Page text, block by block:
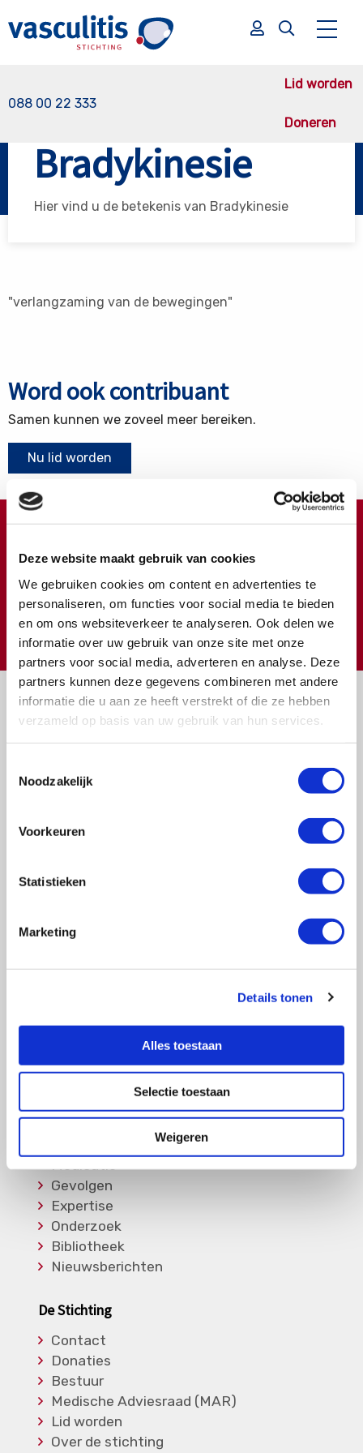
Deze website maakt gebruik van cookies
We gebruiken cookies om content en advertenties te
personaliseren, om functies voor social media te bieden
en om ons websiteverkeer te analyseren. Ook delen we
informatie over uw gebruik van onze site met onze
partners voor social media, adverteren en analyse. Deze
partners kunnen deze gegevens combineren met andere
informatie die u aan ze heeft verstrekt of die ze hebben
verzameld op basis van uw gebruik van hun services.
Noodzakelijk
Voorkeuren
Statistieken
Marketing
Details tonen
Alles toestaan
Selectie toestaan
Weigeren
088 00 22 333
Lid worden
Doneren
Zoek
Zoek
Bradykinesie
Hier vind u de betekenis van Bradykinesie
"verlangzaming van de bewegingen"
Word ook contribuant
Samen kunnen we zoveel meer bereiken.
Nu lid worden
Meer weten over wat we met uw extra gift doen?
Klik hier
€ Doneer
Vragen?
of bel ons op:
Ziektebeelden
EGPA
RCA
Overige Vasculitiden
Informatie
Soorten Vasculitis
Medicatie
Gevolgen
Expertise
Onderzoek
Bibliotheek
Nieuwsberichten
De Stichting
Contact
Donaties
Bestuur
Medische Adviesraad (MAR)
Lid worden
Over de stichting